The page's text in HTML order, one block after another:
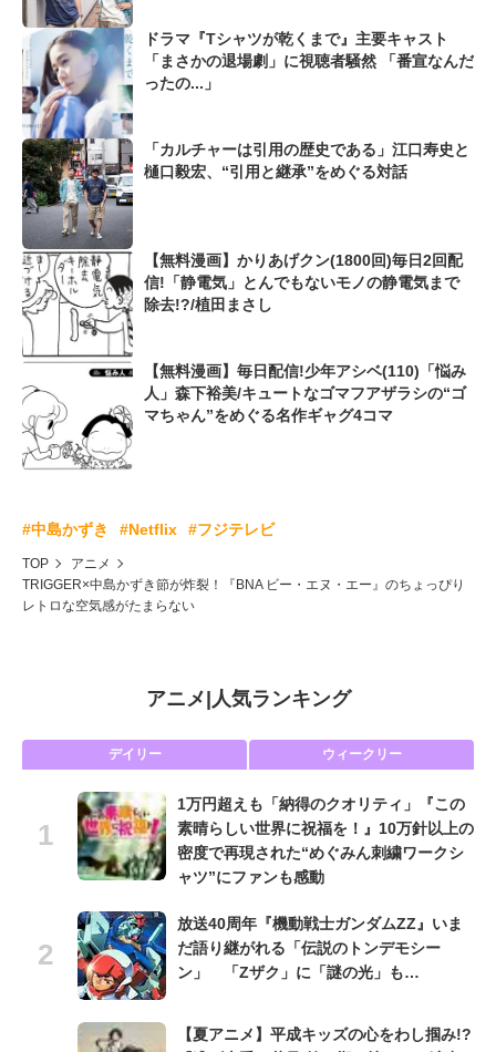
ドラマ『Tシャツが乾くまで』主要キャスト
「まさかの退場劇」に視聴者騒然 「番宣なんだ
ったの...」
「カルチャーは引用の歴史である」江口寿史と
樋口毅宏、“引用と継承”をめぐる対話
【無料漫画】かりあげクン(1800回)毎日2回配
信!「静電気」とんでもないモノの静電気まで
除去!?/植田まさし
【無料漫画】毎日配信!少年アシベ(110)「悩み
人」森下裕美/キュートなゴマフアザラシの“ゴ
マちゃん”をめぐる名作ギャグ4コマ
#中島かずき #Netflix #フジテレビ
TOP
アニメ
TRIGGER×中島かずき節が炸裂！『BNA ビー・エヌ・エー』のちょっぴり
レトロな空気感がたまらない
アニメ| 人気ランキング
デイリー ウィークリー
1万円超えも「納得のクオリティ」『この
素晴らしい世界に祝福を！』10万針以上の
密度で再現された“めぐみん刺繍ワークシ
ャツ”にファンも感動
放送40周年『機動戦士ガンダムZZ』いま
だ語り継がれる「伝説のトンデモシー
ン」 「Zザク」に「謎の光」も…
【夏アニメ】平成キッズの心をわし掴み!?